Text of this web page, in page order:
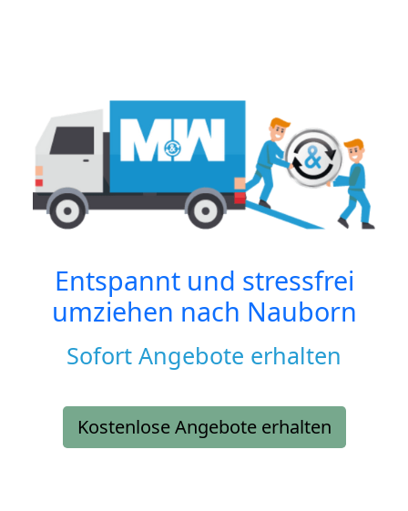
Entspannt und stressfrei
umziehen nach Nauborn
Sofort Angebote erhalten
Kostenlose Angebote erhalten